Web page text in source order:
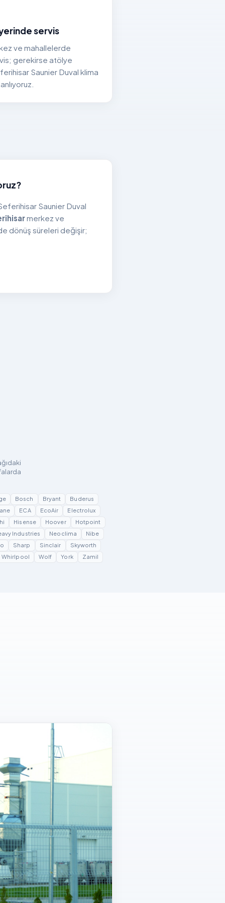
servis
ve mahallelerde
gerekirse atölye
Saunier Duval klima
Saunier Duval
merkez ve
dönüş süreleri değişir;
Bosch Bryant
Buderus
ECA EcoAir
Electrolux
Hisense Hoover
Hotpoint
Industries
Neoclima
Nibe
Sharp Sinclair
Skyworth
Whirlpool
Wolf York Zamil